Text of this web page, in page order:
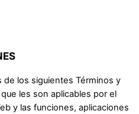
de los siguientes Términos y
les son aplicables por el
y las funciones, aplicaciones